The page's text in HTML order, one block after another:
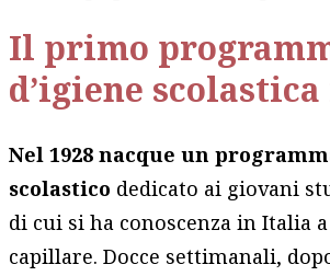
Il primo
d’igiene
Nel 1928 nacque un
scolastico dedicato ai giovani
di cui si ha conoscenza in Italia
capillare. Docce settimanali,